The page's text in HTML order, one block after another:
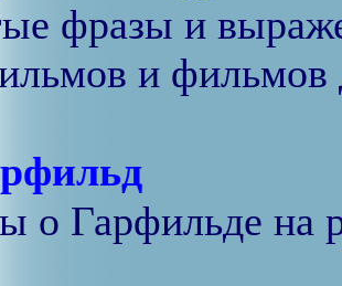
фразы и
и фильмов
о Гарфильде на